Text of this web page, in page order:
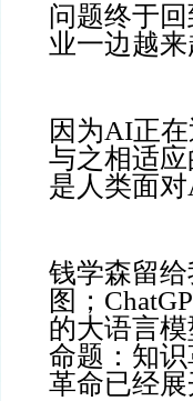
问题终于
业一边越
因为AI正
与之相适
是人类面对
钱学森留
图；
的大语言
命题：知
革命已经展